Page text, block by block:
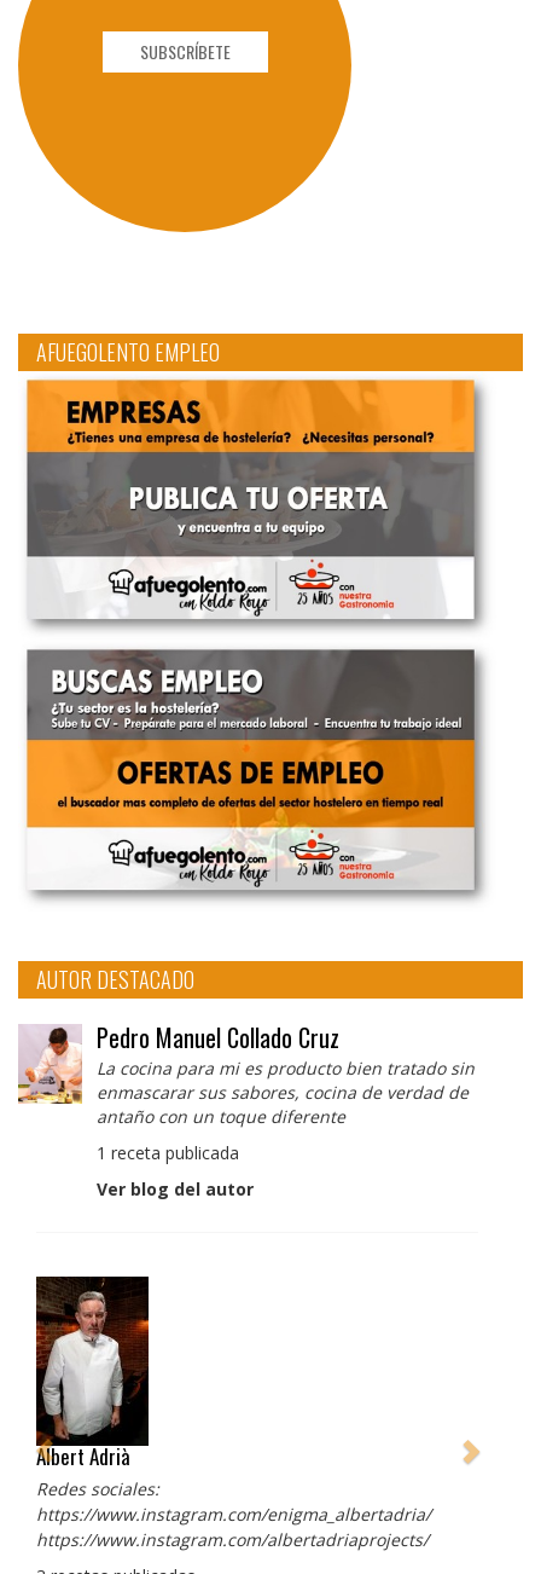
SUBSCRÍBETE
AFUEGOLENTO EMPLEO
AUTOR DESTACADO
Pedro Manuel Collado Cruz
La cocina para mi es producto bien tratado sin
enmascarar sus sabores, cocina de verdad de
antaño con un toque diferente
1 receta publicada
Ver blog del autor
Albert Adrià
Redes sociales:
https://www.instagram.com/enigma_albertadria/
https://www.instagram.com/albertadriaprojects/